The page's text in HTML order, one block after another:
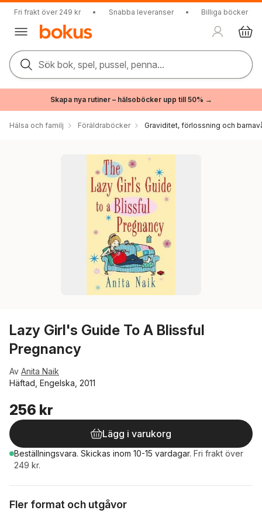
Fri frakt över 249 kr • Snabba leveranser • Billiga böcker
Sök bok, spel, pussel, penna...
Skapa nya rutiner – hälsoböcker upp till 50% →
Hälsa och familj Föräldraböcker Graviditet, förlossning och
Lazy Girl's Guide To A Blissful
Pregnancy
Av Anita Naik
Häftad, Engelska, 2011
256 kr
Lägg i varukorg
Beställningsvara. Skickas inom 10-15 vardagar. Fri frakt över
249 kr.
Fler format och utgåvor